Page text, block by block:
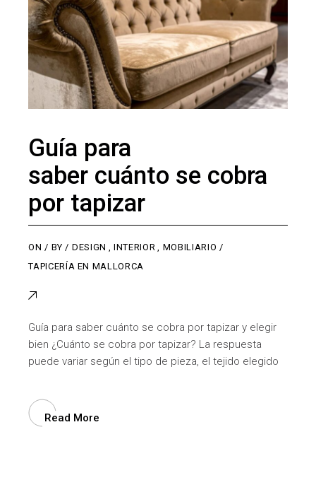
Guía para
saber cuánto se cobra
por tapizar
ON BY DESIGN ,INTERIOR , MOBILIARIO
TAPICERÍA EN MALLORCA
Guía para saber cuánto se cobra por tapizar y elegir
bien ¿Cuánto se cobra por tapizar? La respuesta
puede variar según el tipo de pieza, el tejido elegido
Read More